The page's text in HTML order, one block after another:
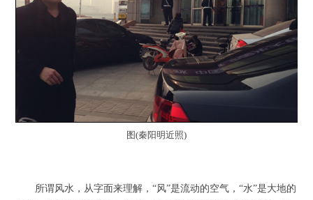
图(秦阳明近照)
所谓风水，从字面来理解，“风”是流动的空气，“水”是大地的